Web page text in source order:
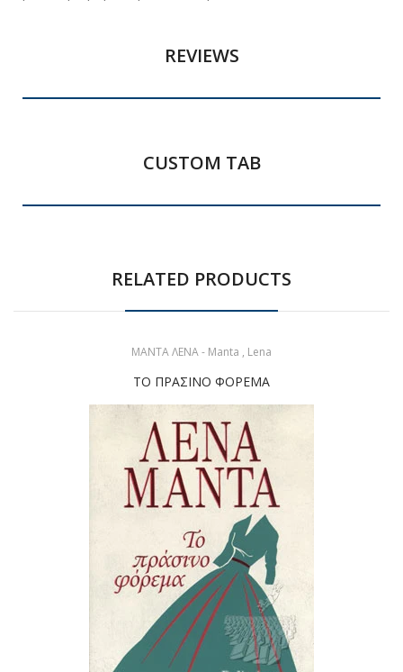
REVIEWS
CUSTOM TAB
RELATED PRODUCTS
ΜΑΝΤΑ ΛΕΝΑ - Manta , Lena
ΤΟ ΠΡΑΣΙΝΟ ΦΟΡΕΜΑ